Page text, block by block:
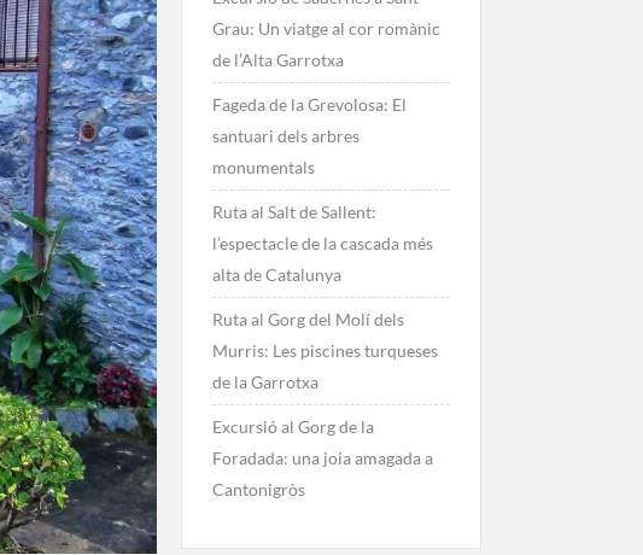
Grau: Un viatge al cor romànic
de l’Alta Garrotxa
Fageda de la Grevolosa: El
santuari dels arbres
monumentals
Ruta al Salt de Sallent:
l’espectacle de la cascada més
alta de Catalunya
Ruta al Gorg del Molí dels
Murris: Les piscines turqueses
de la Garrotxa
Excursió al Gorg de la
Foradada: una joia amagada a
Cantonigròs